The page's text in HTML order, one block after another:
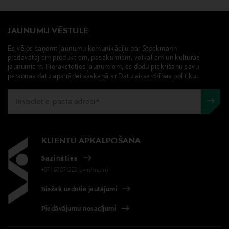
JAUNUMU VĒSTULE
Es vēlos saņemt jaunumu komunikāciju par Stockmann
piedāvātajiem produktiem, pasākumiem, veikaliem un kultūras
jaunumiem. Pierakstoties jaunumiem, es dodu piekrišanu savu
personas datu apstrādei saskaņā ar Datu aizsardzības politiku.
KLIENTU APKALPOŠANA
Sazināties
+371 67071222(pvm/mpm)
Biežāk uzdotie jautājumi
Piedāvājumu nosacījumi